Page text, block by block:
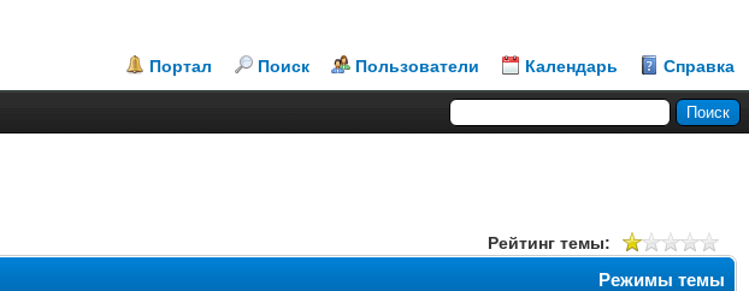
Портал Поиск Пользователи Календарь Справка
Рейтинг темы:
Режимы темы